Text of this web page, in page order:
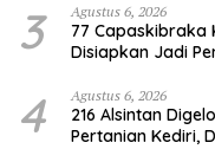
3 Agustus 6, 2026
77 Capaskibraka
Disiapkan Jadi
4 Agustus 6, 2026
216 Alsintan
Pertanian Kediri,